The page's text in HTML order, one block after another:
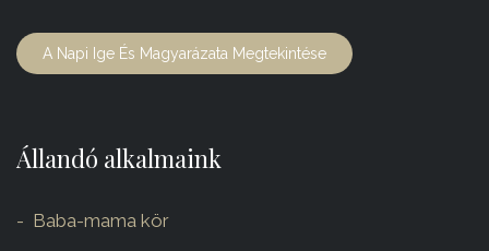
A Napi Ige És Magyarázata Megtekintése
Állandó alkalmaink
Baba-mama kör